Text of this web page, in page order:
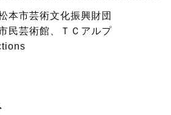
本市芸術文化振興財団
民芸術館、ＴＣアルプ